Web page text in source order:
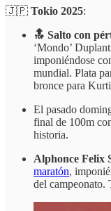
🇯🇵 Tokio 2025:
🔝 Salto con
‘Mondo’
imponiéndose
mundial. Plata
bronce para
El pasado
final de 100m
historia.
Alphonce Felix
maratón,
del campeonato.